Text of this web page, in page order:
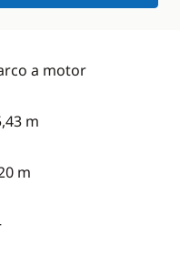
a motor
m
m